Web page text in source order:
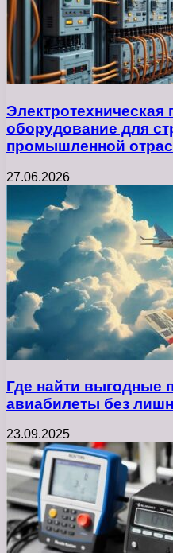
Электротехническая
оборудование для
промышленной
27.06.2026
Где найти выгодные
авиабилеты без
23.09.2025